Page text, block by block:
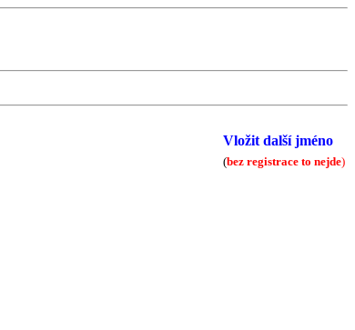
Vložit další jméno
(bez registrace to nejde)